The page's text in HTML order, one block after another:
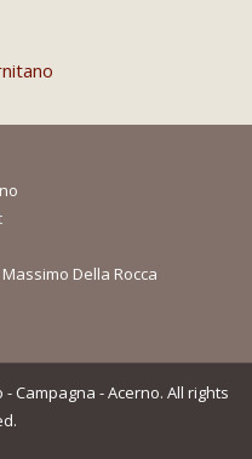
Della Rocca
Campagna - Acerno. All rights